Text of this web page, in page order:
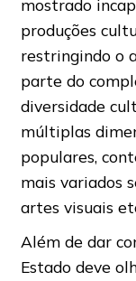
mostrado
produções
restringindo o
parte do
diversidade
múltiplas
populares,
mais variados
artes visuais
Além de dar
Estado deve